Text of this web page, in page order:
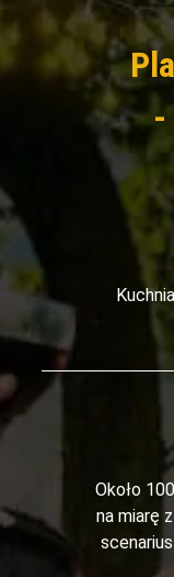
-
Około
na miarę